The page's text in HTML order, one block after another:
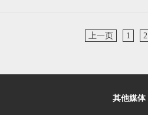
上一页 1 2
其他媒体